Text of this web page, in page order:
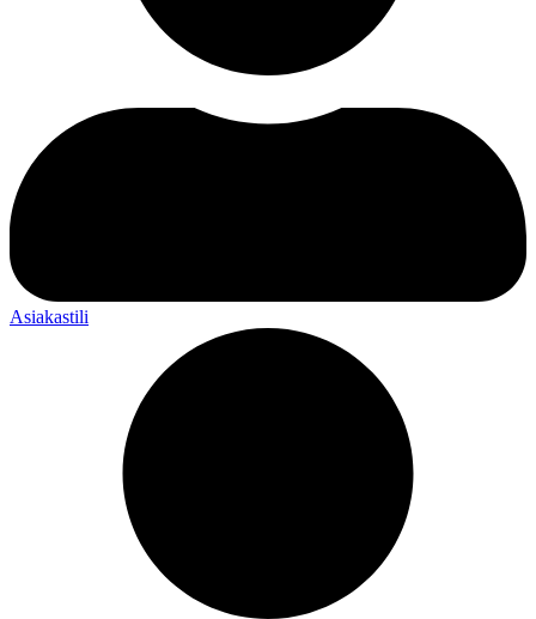
Asiakastili